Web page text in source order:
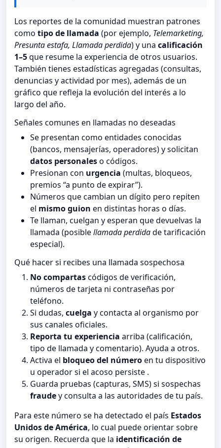
Los reportes de la comunidad muestran patrones
como tipo de llamada (por ejemplo, Telemarketing,
Presunta estafa, Llamada perdida) y una calificación
1–5que resume la experiencia de otros usuarios.
También tienes estadísticas agregadas (consultas,
denuncias y actividad por mes), además de un
gráfico que refleja la evolución del interés a lo
largo del año.
Señales comunes en llamadas no deseadas
Se presentan como entidades conocidas
(bancos, mensajerías, operadores) y solicitan
datos personaleso códigos.
Presionan con urgencia (multas, bloqueos,
premios “a punto de expirar”).
Números que cambian un dígito pero repiten
el mismo guion en distintas horas o días.
Te llaman, cuelgan y esperan que devuelvas la
llamada (posiblellamada perdidade tarificación
especial).
Qué hacer si recibes una llamada sospechosa
No compartascódigos de verificación,
números de tarjeta ni contraseñas por
teléfono.
Si dudas, cuelga y contacta al organismo por
sus canales oficiales.
Reporta tu experiencia arriba (calificación,
tipo de llamada y comentario). Ayuda a otros.
Activa el bloqueo del númeroen tu dispositivo
u operador si el acoso persiste .
Guarda pruebas (capturas, SMS) si sospechas
fraudey consulta a las autoridades de tu país.
Para este número se ha detectado el país Estados
Unidos de América, lo cual puede orientar sobre
su origen. Recuerda que la identificación de